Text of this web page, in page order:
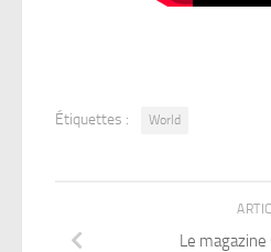
Étiquettes : World
Le